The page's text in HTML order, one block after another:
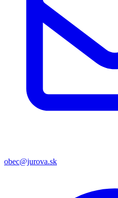
obec@jurova.sk